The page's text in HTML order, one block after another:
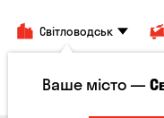
Світловодськ
Всі товари Пиво
Ваше місто —